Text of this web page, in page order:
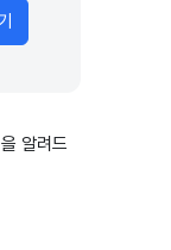
알려드